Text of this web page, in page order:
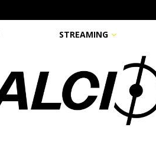
STREAMING